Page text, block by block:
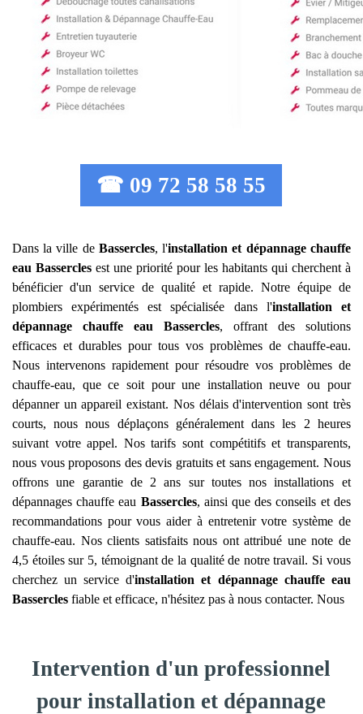
☎ 09 72 58 58 55
Dans la ville de Bassercles, l'installation et dépannage chauffe
eau Basserclesest une priorité pour les habitants qui cherchent à
bénéficier d'un service de qualité et rapide. Notre équipe de
plombiers expérimentés est spécialisée dans l'installation et
dépannage chauffe eau
Bassercles, offrant des solutions
efficaces et durables pour tous vos problèmes de chauffe-eau.
Nous intervenons rapidement pour résoudre vos problèmes de
chauffe-eau, que ce soit pour une installation neuve ou pour
dépanner un appareil existant. Nos délais d'intervention sont très
courts, nous nous déplaçons généralement dans les 2 heures
suivant votre appel. Nos tarifs sont compétitifs et transparents,
nous vous proposons des devis gratuits et sans engagement. Nous
offrons une garantie de 2 ans sur toutes nos installations et
dépannages chauffe eau Bassercles, ainsi que des conseils et des
recommandations pour vous aider à entretenir votre système de
chauffe-eau. Nos clients satisfaits nous ont attribué une note de
4,5 étoiles sur 5, témoignant de la qualité de notre travail. Si vous
cherchez un service d'installation et dépannage chauffe eau
Bassercles fiable et efficace, n'hésitez pas à nous contacter. Nous
Intervention d'un professionnel
pour installation et dépannage